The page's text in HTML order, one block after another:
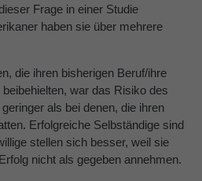
Frage in einer Studie
haben sie über mehrere
die ihren bisherigen Beruf/ihre
war das Risiko des
als bei denen, die ihren
Erfolgreiche Selbständige sind
stellen sich besser, weil sie
nicht als gegeben annehmen.